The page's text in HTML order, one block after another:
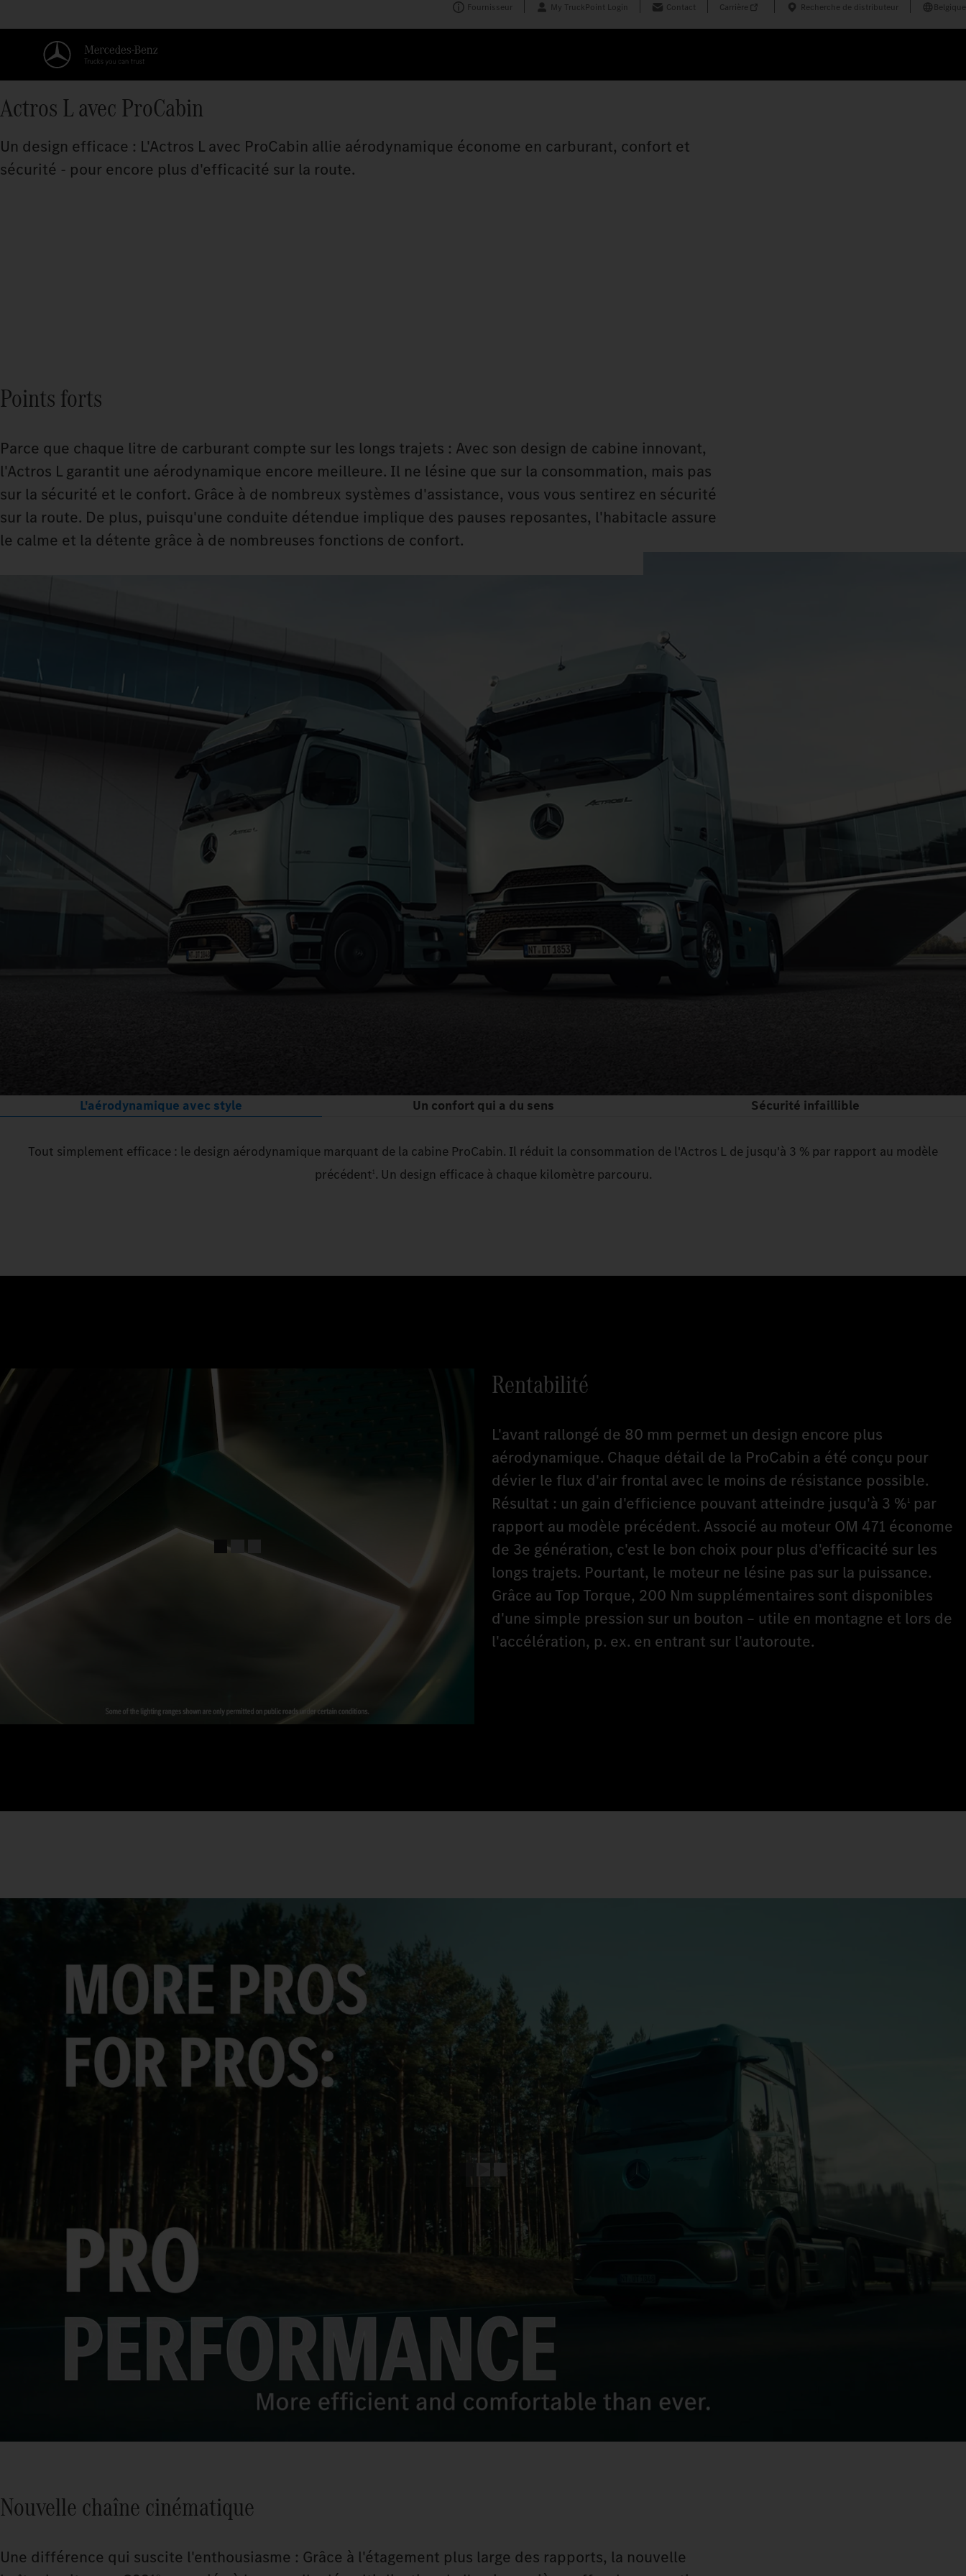
Fournisseur My TruckPoint Login Contact Carrière Recherche de distributeur Belgique
Actros L avec ProCabin
Un design efficace : L'Actros L avec ProCabin allie aérodynamique économe en carburant, confort et
sécurité - pour encore plus d'efficacité sur la route.
Points forts
Parce que chaque litre de carburant compte sur les longs trajets : Avec son design de cabine innovant,
l'Actros L garantit une aérodynamique encore meilleure. Il ne lésine que sur la consommation, mais pas
sur la sécurité et le confort. Grâce à de nombreux systèmes d'assistance, vous vous sentirez en sécurité
sur la route. De plus, puisqu'une conduite détendue implique des pauses reposantes, l'habitacle assure
le calme et la détente grâce à de nombreuses fonctions de confort.
L'aérodynamique avec style Un confort qui a du sens Sécurité infaillible
Tout simplement efficace : le design aérodynamique marquant de la cabine ProCabin. Il réduit la consommation de l'Actros L de jusqu'à 3 % par rapport au modèle
précédent1. Un design efficace à chaque kilomètre parcouru.
Rentabilité
L'avant rallongé de 80 mm permet un design encore plus
aérodynamique. Chaque détail de la ProCabin a été conçu pour
dévier le flux d'air frontal avec le moins de résistance possible.
Résultat : un gain d'efficience pouvant atteindre jusqu'à 3 %1 par
rapport au modèle précédent. Associé au moteur OM 471 économe
de 3e génération, c'est le bon choix pour plus d'efficacité sur les
longs trajets. Pourtant, le moteur ne lésine pas sur la puissance.
Grâce au Top Torque, 200 Nm supplémentaires sont disponibles
d'une simple pression sur un bouton – utile en montagne et lors de
l'accélération, p. ex. en entrant sur l'autoroute.
Nouvelle chaîne cinématique
Une différence qui suscite l'enthousiasme : Grâce à l'étagement plus large des rapports, la nouvelle